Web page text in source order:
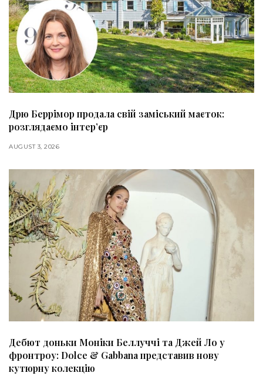
Дрю Беррімор продала свій заміський маєток:
розглядаємо інтер’єр
AUGUST 3, 2026
Дебют доньки Моніки Беллуччі та Джей Ло у
фронтроу: Dolce & Gabbana представив нову
кутюрну колекцію